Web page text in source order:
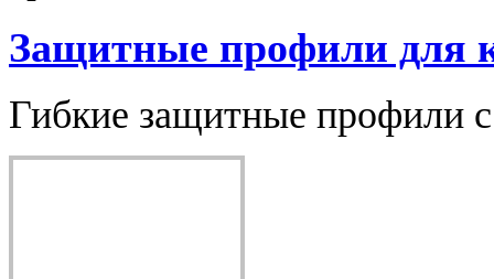
Защитные профили для
Гибкие защитные профили